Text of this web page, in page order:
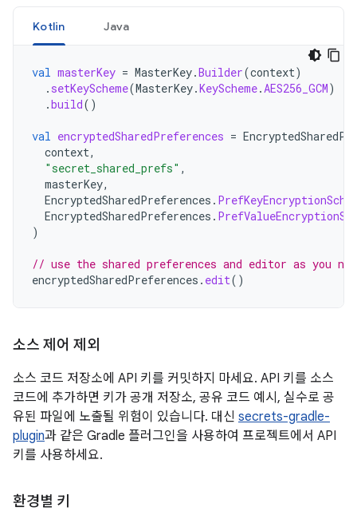
Kotlin Java
val masterKey = MasterKey.Builder(context)
. setKeyScheme(MasterKey.KeyScheme.AES256_GCM)
.build()
val encryptedSharedPreferences =
context,
"secret_shared_prefs" ,
masterKey,
EncryptedSharedPreferences .
EncryptedSharedPreferences .
)
// use the shared preferences and editor as you
encryptedSharedPreferences . edit()
소스 제어 제외
소스 코드 저장소에 API 키를 커밋하지 마세요. API 키를 소스
코드에 추가하면 키가 공개 저장소, 공유 코드 예시, 실수로 공
유된 파일에 노출될 위험이 있습니다. 대신 secrets-gradle-
plugin과 같은 Gradle 플러그인을 사용하여 프로젝트에서 API
키를 사용하세요.
환경별 키